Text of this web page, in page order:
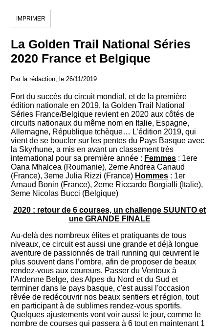
IMPRIMER
La Golden Trail National Séries
2020 France et Belgique
Par la rédaction, le 26/11/2019
Fort du succès du circuit mondial, et de la première
édition nationale en 2019, la Golden Trail National
Séries France/Belgique revient en 2020 aux côtés de
circuits nationaux du même nom en Italie, Espagne,
Allemagne, République tchèque… L’édition 2019, qui
vient de se boucler sur les pentes du Pays Basque avec
la Skyrhune, a mis en avant un classement très
international pour sa première année : Femmes : 1ere
Oana Mhalcea (Roumanie), 2eme Andrea Canaud
(France), 3eme Julia Rizzi (France) Hommes : 1er
Arnaud Bonin (France), 2eme Riccardo Borgialli (Italie),
3eme Nicolas Bucci (Belgique)
2020 : retour de 6 courses, un challenge SUUNTO et
une GRANDE FINALE
Au-delà des nombreux élites et pratiquants de tous
niveaux, ce circuit est aussi une grande et déjà longue
aventure de passionnés de trail running qui œuvrent le
plus souvent dans l’ombre, afin de proposer de beaux
rendez-vous aux coureurs. Passer du Ventoux à
l'Ardenne Belge, des Alpes du Nord et du Sud et
terminer dans le pays basque, c'est aussi l'occasion
rêvée de redécouvrir nos beaux sentiers et région, tout
en participant à de sublimes rendez-vous sportifs.
Quelques ajustements vont voir aussi le jour, comme le
nombre de courses qui passera à 6 tout en maintenant 1